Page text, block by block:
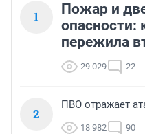
1
Пожар и
опасности:
пережила
29 029 22
2
ПВО отражает
18 982 90